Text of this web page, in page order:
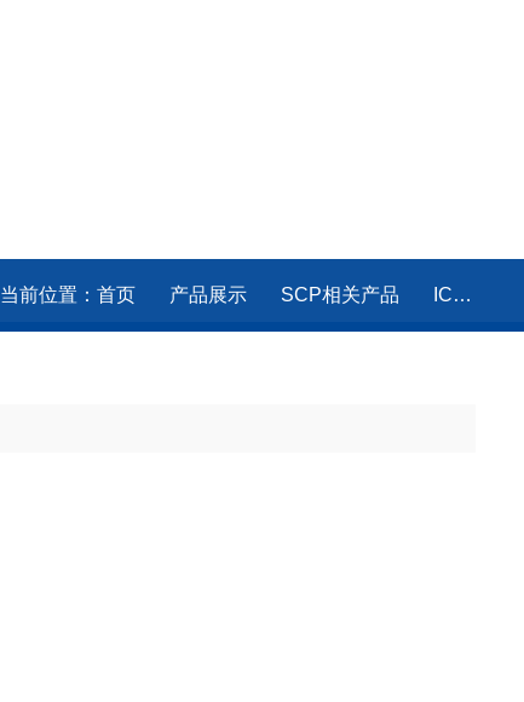
当前位置： 首页 产品展示 SCP相关产品 ICP常用平替标液